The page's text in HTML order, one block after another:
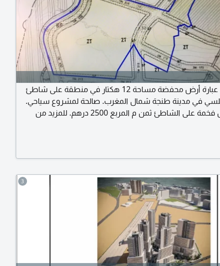
عقار للبيع عبارة أرض محفضة مساحة 12 هكتار في منطقة على شاطئ
في مدينة طنجة شمال المغرب. صالحة لمشروع سياحي.
فنادق فلل فخمة على الشاطئ ثمن م المربع 2500 درهم. للمزيد من
3